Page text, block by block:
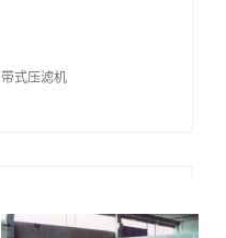
带式压滤机